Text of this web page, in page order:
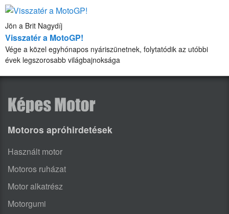
Jön a Brit Nagydíj
Visszatér a MotoGP!
Vége a közel egyhónapos nyáriszünetnek, folytatódik az utóbbi
évek legszorosabb világbajnoksága
Motoros apróhirdetések
Használt motor
Motoros ruházat
Motor alkatrész
Motorgumi